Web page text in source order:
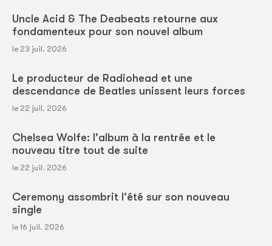
Uncle Acid & The Deabeats retourne aux
fondamenteux pour son nouvel album
le 23 juil. 2026
Le producteur de Radiohead et une
descendance de Beatles unissent leurs forces
le 22 juil. 2026
Chelsea Wolfe: l'album à la rentrée et le
nouveau titre tout de suite
le 22 juil. 2026
Ceremony assombrit l'été sur son nouveau
single
le 16 juil. 2026